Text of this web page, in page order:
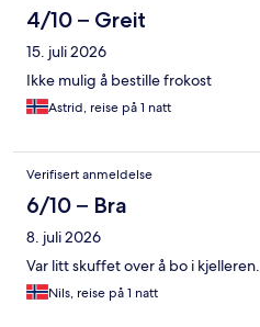
4/10 – Greit
15. juli 2026
Ikke mulig å bestille frokost
Astrid, reise på 1 natt
Verifisert anmeldelse
6/10 – Bra
8. juli 2026
Var litt skuffet over å bo i kjelleren.
Nils, reise på 1 natt